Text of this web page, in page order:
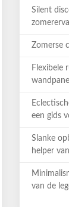
Silent
Zomerse
Flexibele
een gids
Slanke
helper
van de